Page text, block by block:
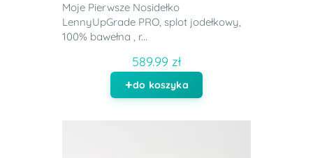
Moje Pierwsze Nosidełko
LennyUpGrade PRO, splot jodełkowy,
100% bawełna , r...
589.99 zł
do koszyka